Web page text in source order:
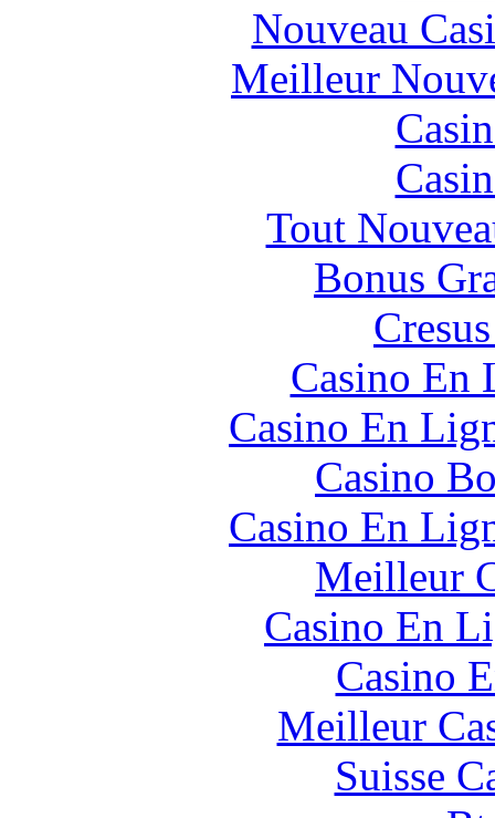
Nouveau
Meilleur
Tout
Bonus
Casino En
Casino En
Casino
Casino En
Meilleur
Casino En
Casino
Meilleur
Suisse